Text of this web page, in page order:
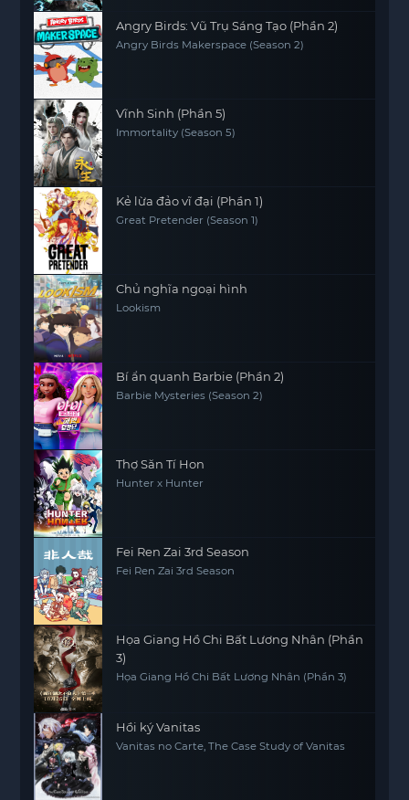
Angry Birds: Vũ Trụ Sáng Tạo (Phần 2)
Angry Birds Makerspace (Season 2)
Vĩnh Sinh (Phần 5)
Immortality (Season 5)
Kẻ lừa đảo vĩ đại (Phần 1)
Great Pretender (Season 1)
Chủ nghĩa ngoại hình
Lookism
Bí ẩn quanh Barbie (Phần 2)
Barbie Mysteries (Season 2)
Thợ Săn Tí Hon
Hunter x Hunter
Fei Ren Zai 3rd Season
Fei Ren Zai 3rd Season
Họa Giang Hồ Chi Bất Lương Nhân (Phần
3)
Họa Giang Hồ Chi Bất Lương Nhân (Phần 3)
Hồi ký Vanitas
Vanitas no Carte, The Case Study of Vanitas